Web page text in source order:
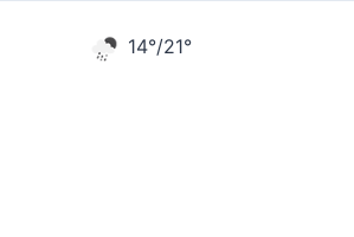
14°/21°